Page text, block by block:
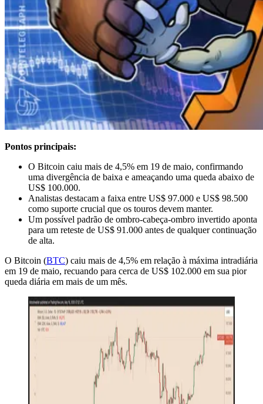
Pontos principais:
O Bitcoin caiu mais de 4,5% em 19 de maio, confirmando
uma divergência de baixa e ameaçando uma queda abaixo de
US$ 100.000.
Analistas destacam a faixa entre US$ 97.000 e US$ 98.500
como suporte crucial que os touros devem manter.
Um possível padrão de ombro-cabeça-ombro invertido aponta
para um reteste de US$ 91.000 antes de qualquer continuação
de alta.
O Bitcoin (BTC) caiu mais de 4,5% em relação à máxima intradiária
em 19 de maio, recuando para cerca de US$ 102.000 em sua pior
queda diária em mais de um mês.